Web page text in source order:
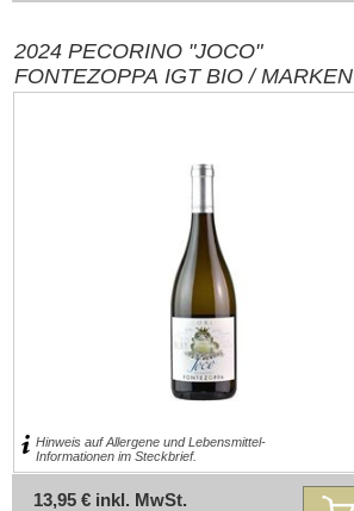
2024 PECORINO "JOCO"
FONTEZOPPA IGT BIO / MARKEN
Hinweis auf Allergene und Lebensmittel-
Informationen im Steckbrief.
13,95 € inkl. MwSt.